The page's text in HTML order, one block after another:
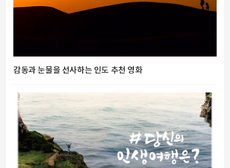
감동과 눈물을 선사하는 인도 추천 영화